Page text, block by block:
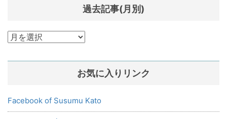
過去記事(月別)
過
記
別)
お気に入りリンク
Facebook of Susumu Kato